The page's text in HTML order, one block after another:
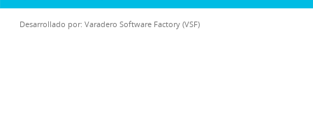
Desarrollado por: Varadero Software Factory (VSF)